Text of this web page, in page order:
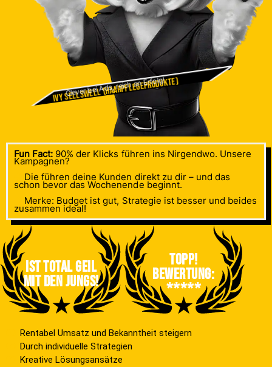
IVY Sellswell (Haarpflegeprodukte)
Clever bei Ads, reich an Erfolg!
Fun Fact: 90% der Klicks führen ins Nirgendwo. Unsere
Kampagnen?
Die führen deine Kunden direkt zu dir – und das
schon bevor das Wochenende beginnt.
Merke: Budget ist gut, Strategie ist besser und beides
zusammen ideal!
Ist total geil
mit den jungs!
Topp!
Bewertung:
*****
Rentabel Umsatz und Bekanntheit steigern
Durch individuelle Strategien
Kreative Lösungsansätze